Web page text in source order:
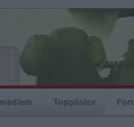
Topplistor